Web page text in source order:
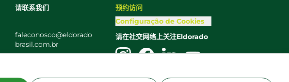
请联系我们
faleconosco@eldorado
brasil.com.br
预约访问
Configuração de Cookies
请在社交网络上关注Eldorado